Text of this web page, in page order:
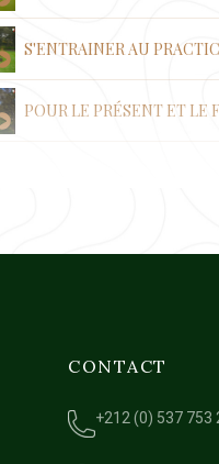
S'ENTRAINER AU
POUR LE PRÉSENT ET LE
CONTACT
+212 (0) 537 753